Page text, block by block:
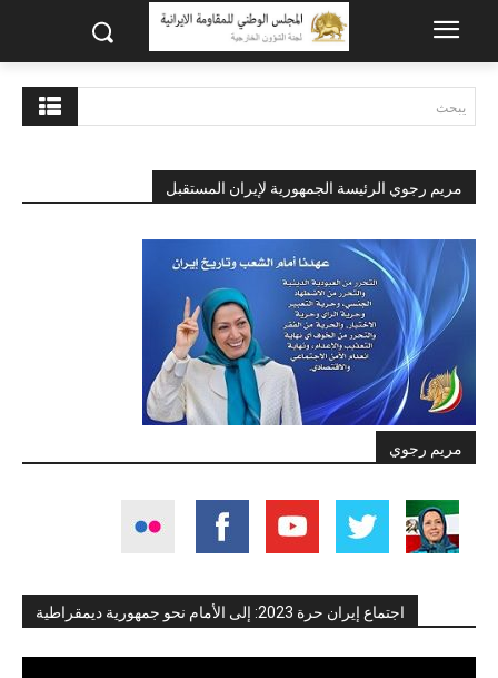
يبحث
مريم رجوي الرئيسة الجمهورية لإيران المستقبل
مريم رجوي
اجتماع إيران حرة 2023: إلى الأمام نحو جمهورية ديمقراطية